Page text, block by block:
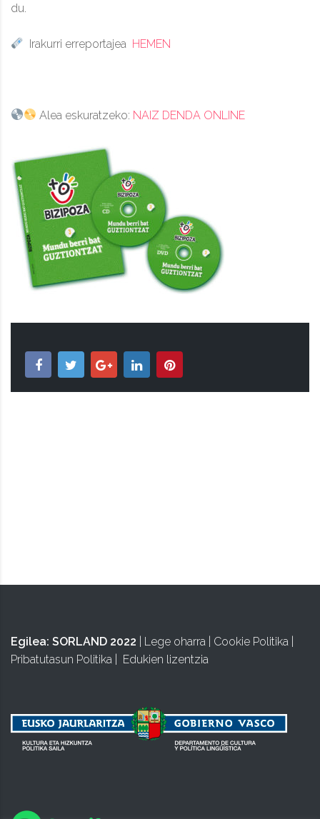
du.
Irakurri erreportajea HEMEN
Alea eskuratzeko: NAIZ DENDA ONLINE
Egilea: SORLAND 2022 Lege oharra Cookie Politika
Pribatutasun Politika
Edukien lizentzia